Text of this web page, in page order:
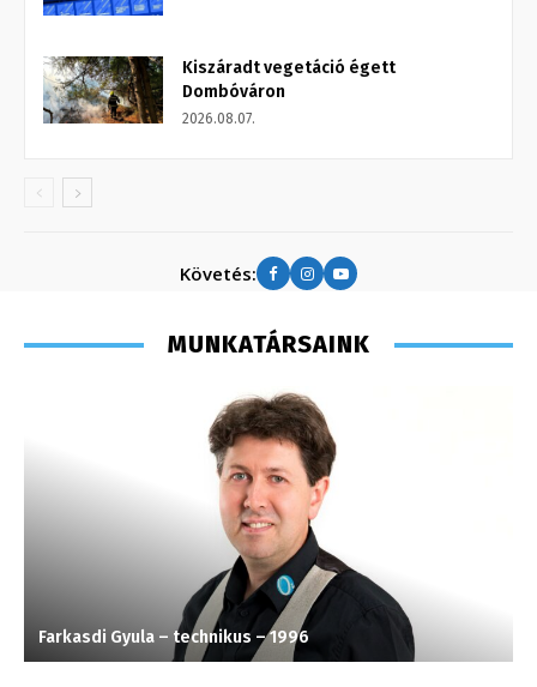
Kiszáradt vegetáció égett
Dombóváron
2026.08.07.
Követés:
MUNKATÁRSAINK
Farkasdi Gyula – technikus – 1996